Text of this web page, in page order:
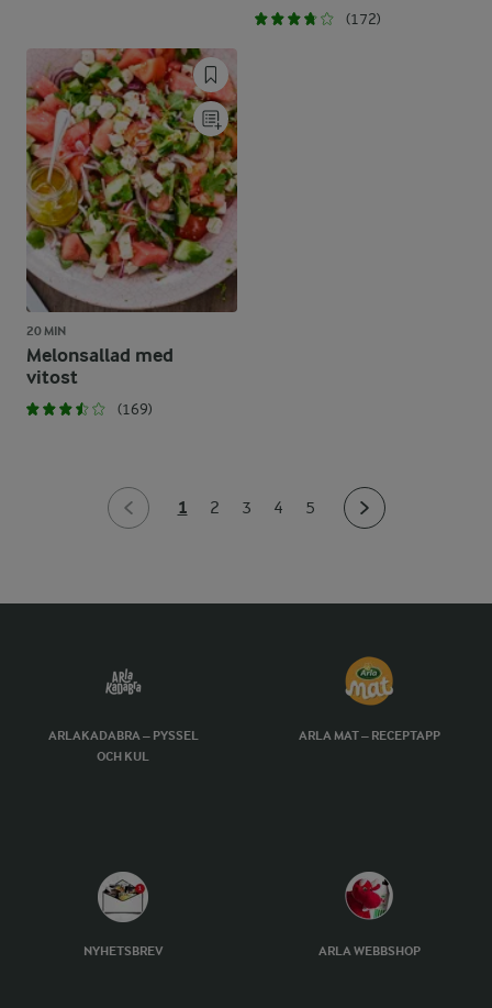
(172)
20 MIN
Melonsallad med
vitost
(169)
1 2 3 4 5
ARLAKADABRA – PYSSEL
OCH KUL
ARLA MAT – RECEPTAPP
NYHETSBREV ARLA WEBBSHOP